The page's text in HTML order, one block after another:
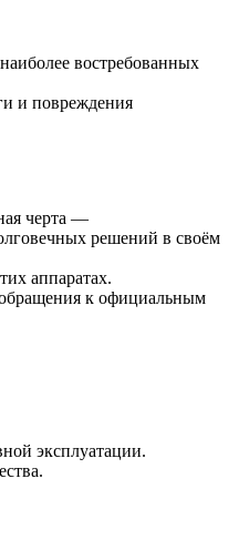
востребованных
и повреждения
черта —
решений в своём
аппаратах.
обращения к официальным
эксплуатации.